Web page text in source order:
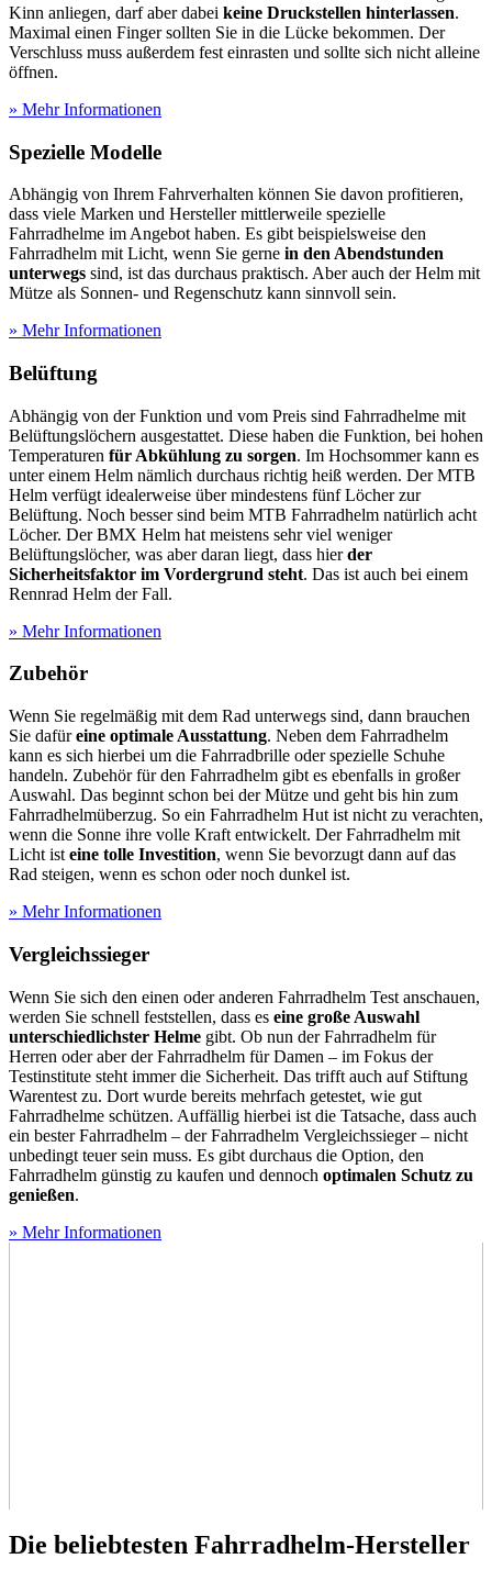
Kinn anliegen, darf aber dabei keine Druckstellen hinterlassen.
Maximal einen Finger sollten Sie in die Lücke bekommen. Der
Verschluss muss außerdem fest einrasten und sollte sich nicht alleine
öffnen.
» Mehr Informationen
Spezielle Modelle
Abhängig von Ihrem Fahrverhalten können Sie davon profitieren,
dass viele Marken und Hersteller mittlerweile spezielle
Fahrradhelme im Angebot haben. Es gibt beispielsweise den
Fahrradhelm mit Licht, wenn Sie gerne in den Abendstunden
unterwegs sind, ist das durchaus praktisch. Aber auch der Helm mit
Mütze als Sonnen- und Regenschutz kann sinnvoll sein.
» Mehr Informationen
Belüftung
Abhängig von der Funktion und vom Preis sind Fahrradhelme mit
Belüftungslöchern ausgestattet. Diese haben die Funktion, bei hohen
Temperaturen für Abkühlung zu sorgen. Im Hochsommer kann es
unter einem Helm nämlich durchaus richtig heiß werden. Der MTB
Helm verfügt idealerweise über mindestens fünf Löcher zur
Belüftung. Noch besser sind beim MTB Fahrradhelm natürlich acht
Löcher. Der BMX Helm hat meistens sehr viel weniger
Belüftungslöcher, was aber daran liegt, dass hierder
Sicherheitsfaktor im Vordergrund steht. Das ist auch bei einem
Rennrad Helm der Fall.
» Mehr Informationen
Zubehör
Wenn Sie regelmäßig mit dem Rad unterwegs sind, dann brauchen
Sie dafüreine optimale Ausstattung. Neben dem Fahrradhelm
kann es sich hierbei um die Fahrradbrille oder spezielle Schuhe
handeln. Zubehör für den Fahrradhelm gibt es ebenfalls in großer
Auswahl. Das beginnt schon bei der Mütze und geht bis hin zum
Fahrradhelmüberzug. So ein Fahrradhelm Hut ist nicht zu verachten,
wenn die Sonne ihre volle Kraft entwickelt. Der Fahrradhelm mit
Licht ist eine tolle Investition, wenn Sie bevorzugt dann auf das
Rad steigen, wenn es schon oder noch dunkel ist.
» Mehr Informationen
Vergleichssieger
Wenn Sie sich den einen oder anderen Fahrradhelm Test anschauen,
werden Sie schnell feststellen, dass es eine große Auswahl
unterschiedlichster Helme gibt. Ob nun der Fahrradhelm für
Herren oder aber der Fahrradhelm für Damen – im Fokus der
Testinstitute steht immer die Sicherheit. Das trifft auch auf Stiftung
Warentest zu. Dort wurde bereits mehrfach getestet, wie gut
Fahrradhelme schützen. Auffällig hierbei ist die Tatsache, dass auch
ein bester Fahrradhelm – der Fahrradhelm Vergleichssieger – nicht
unbedingt teuer sein muss. Es gibt durchaus die Option, den
Fahrradhelm günstig zu kaufen und dennoch optimalen Schutz zu
genießen.
» Mehr Informationen
Die beliebtesten Fahrradhelm-Hersteller